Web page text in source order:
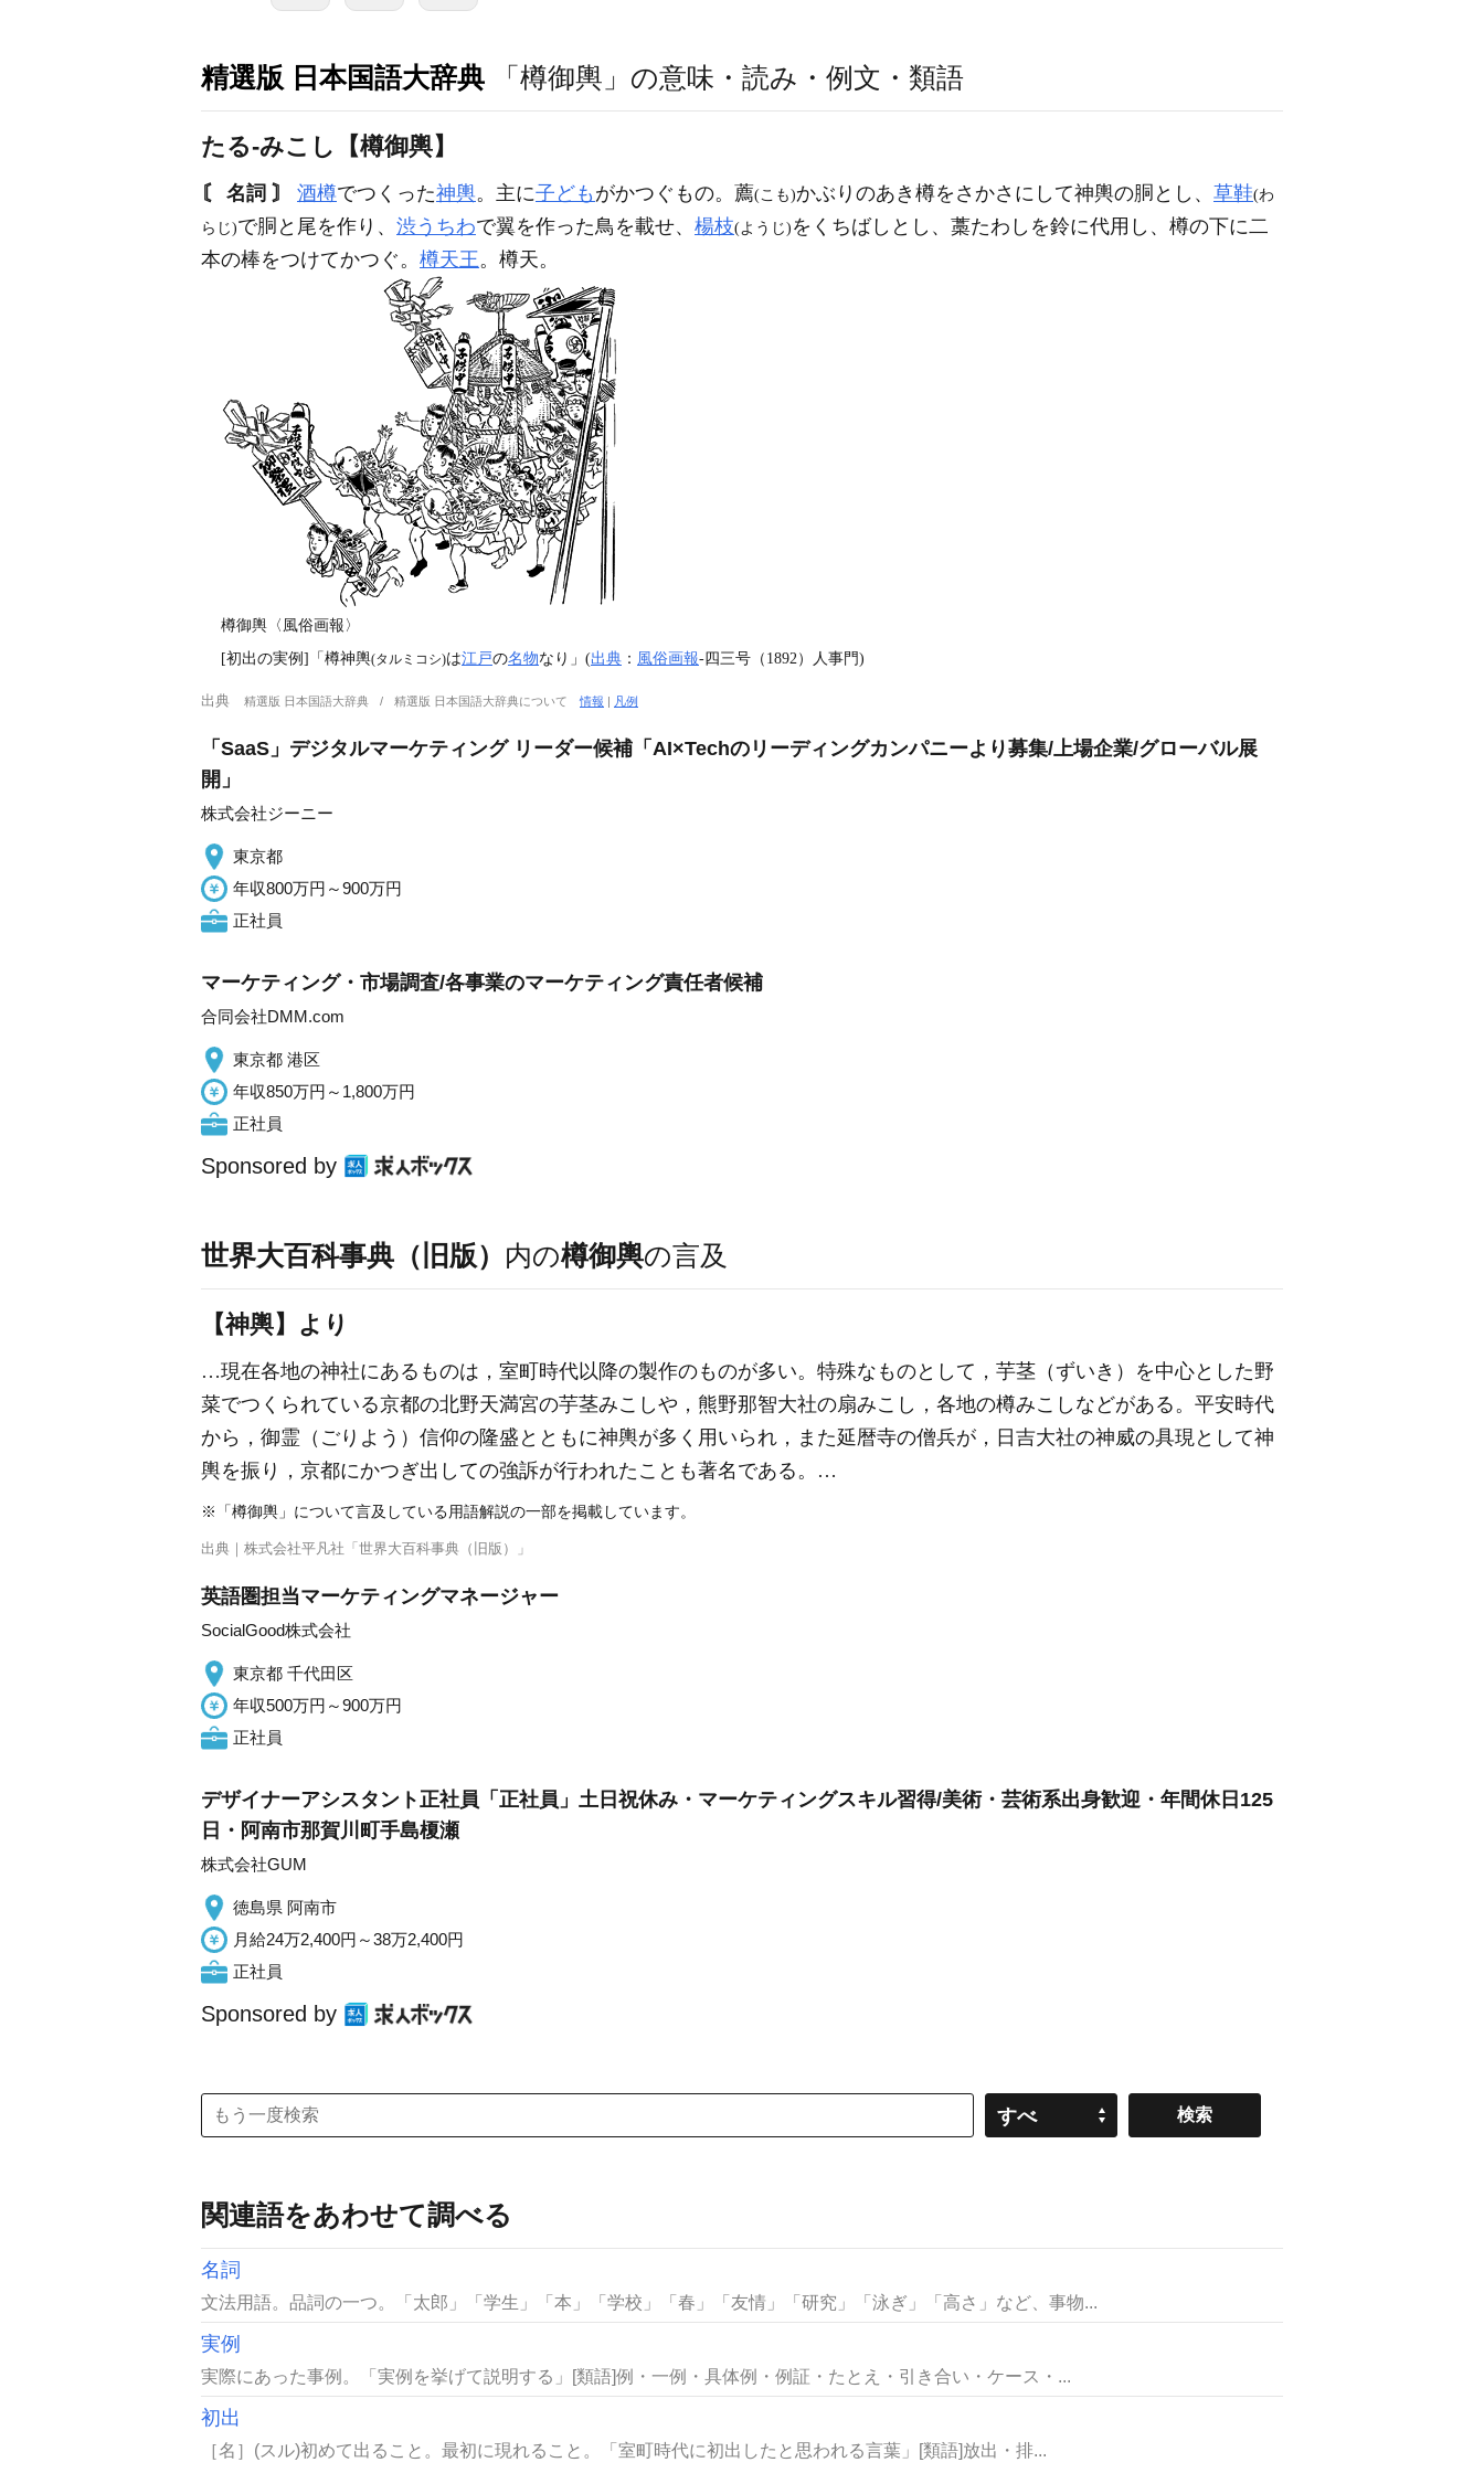
精選版 日本国語大辞典 「樽御輿」の意味・読み・例文・類語
たる‐みこし【樽御輿】
〘 名詞 〙 酒樽でつくった神輿。主に子ども がかつぐもの。薦(こも)かぶりのあき樽をさかさにして神輿の胴とし、 草鞋(わ
らじ)で胴と尾を作り、 渋うちわで翼を作った鳥を載せ、 楊枝(ようじ)をくちばしとし、藁たわしを鈴に代用し、樽の下に二
本の棒をつけてかつぐ。 樽天王。樽天。
樽御輿〈風俗画報〉
[初出の実例]「樽神輿(タルミコシ)は江戸の名物なり」(出典 ： 風俗画報‐四三号（1892）人事門)
出典 精選版 日本国語大辞典 精選版 日本国語大辞典について情報 | 凡例
「SaaS」デジタルマーケティング リーダー候補「AI×Techのリーディングカンパニーより募集/上場企業/グローバル展
開」
株式会社ジーニー
東京都
年収800万円～900万円
正社員
マーケティング・市場調査/各事業のマーケティング責任者候補
合同会社DMM.com
東京都 港区
年収850万円～1,800万円
正社員
Sponsored by
世界大百科事典（旧版） 内の樽御輿の言及
【神輿】より
…現在各地の神社にあるものは，室町時代以降の製作のものが多い。特殊なものとして，芋茎（ずいき）を中心とした野
菜でつくられている京都の北野天満宮の芋茎みこしや，熊野那智大社の扇みこし，各地の樽みこしなどがある。平安時代
から，御霊（ごりよう）信仰の隆盛とともに神輿が多く用いられ，また延暦寺の僧兵が，日吉大社の神威の具現として神
輿を振り，京都にかつぎ出しての強訴が行われたことも著名である。…
※「樽御輿」について言及している用語解説の一部を掲載しています。
出典｜ 株式会社平凡社「世界大百科事典（旧版）」
英語圏担当マーケティングマネージャー
SocialGood株式会社
東京都 千代田区
年収500万円～900万円
正社員
デザイナーアシスタント正社員「正社員」土日祝休み・マーケティングスキル習得/美術・芸術系出身歓迎・年間休日125
日・阿南市那賀川町手島榎瀬
株式会社GUM
徳島県 阿南市
月給24万2,400円～38万2,400円
正社員
Sponsored by
すべ
関連語をあわせて調べる
名詞
文法用語。品詞の一つ。「太郎」「学生」「本」「学校」「春」「友情」「研究」「泳ぎ」「高さ」など、事物...
実例
実際にあった事例。「実例を挙げて説明する」[類語]例・一例・具体例・例証・たとえ・引き合い・ケース・...
初出
［名］(スル)初めて出ること。最初に現れること。「室町時代に初出したと思われる言葉」[類語]放出・排...